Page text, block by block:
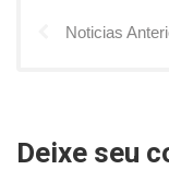
Noticias
Deixe seu